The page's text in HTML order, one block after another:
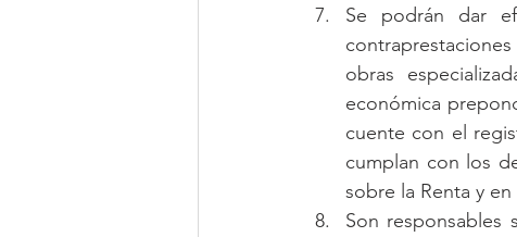
Se podrán dar
obras
económica
cuente con el
cumplan con los
sobre la Renta y
Son responsables